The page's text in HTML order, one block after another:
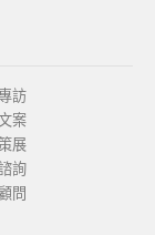
訪
案
展
詢
問